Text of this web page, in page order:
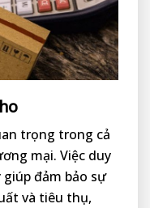
trọng trong cả
mại. Việc duy
đảm bảo sự
và tiêu thụ,